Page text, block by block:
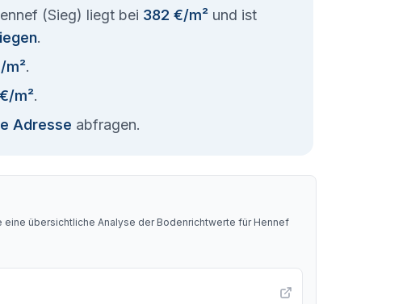
(Sieg) liegt bei 382 €/m² und ist
.
m².
m².
Adresse abfragen.
eine übersichtliche Analyse der Bodenrichtwerte für Hennef